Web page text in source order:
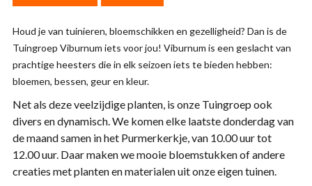
Houd je van tuinieren, bloemschikken en gezelligheid? Dan is de
Tuingroep Viburnum iets voor jou! Viburnum is een geslacht van
prachtige heesters die in elk seizoen iets te bieden hebben:
bloemen, bessen, geur en kleur.
Net als deze veelzijdige planten, is onze Tuingroep ook
divers en dynamisch. We komen elke laatste donderdag van
de maand samen in het Purmerkerkje, van 10.00 uur tot
12.00 uur. Daar maken we mooie bloemstukken of andere
creaties met planten en materialen uit onze eigen tuinen.